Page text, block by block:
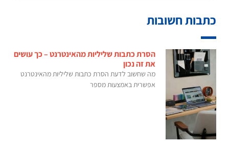
כתבות חשובות
הסרת כתבות שליליות מהאינטרנט – כך עושים
את זה נכון
מה שחשוב לדעת הסרת כתבות שליליות מהאינטרנט
אפשרית באמצעות מספר